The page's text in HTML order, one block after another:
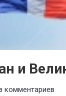
и
комментариев